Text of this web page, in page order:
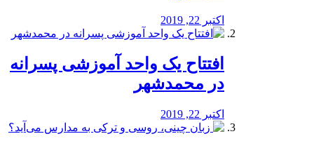
اکتبر 22, 2019
افتتاح یک واحد آموزشی پسرانه
در محمدشهر
اکتبر 22, 2019